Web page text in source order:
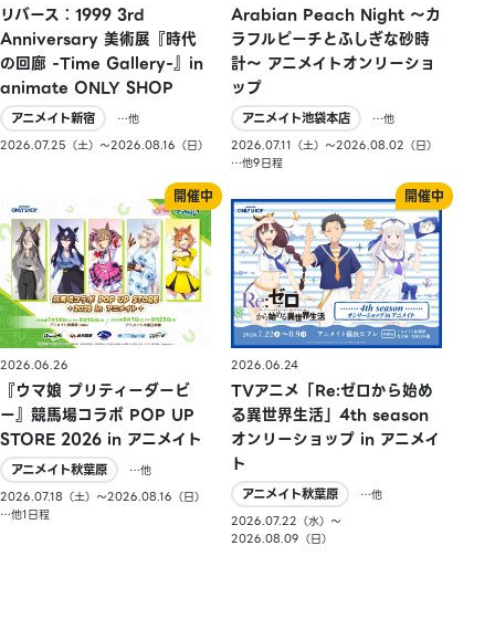
リバース：1999 3rd
Anniversary 美術展『時代
の回廊 -Time Gallery-』in
animate ONLY SHOP
アニメイト新宿
…他
2026.07.25（土）〜2026.08.16（日）
Arabian Peach Night 〜カ
ラフルピーチとふしぎな砂時
計〜 アニメイトオンリーショ
ップ
アニメイト池袋本店
…他
2026.07.11（土）〜2026.08.02（日）
…他9日程
2026.06.26
『ウマ娘 プリティーダービ
ー』競馬場コラボ POP UP
STORE 2026 in アニメイト
アニメイト秋葉原
…他
2026.07.18（土）〜2026.08.16（日）
…他1日程
2026.06.24
TVアニメ「Re:ゼロから始め
る異世界生活」4th season
オンリーショップ in アニメイ
ト
アニメイト秋葉原
…他
2026.07.22（水）〜
2026.08.09（日）